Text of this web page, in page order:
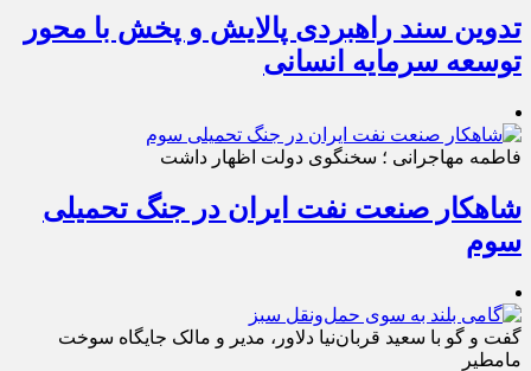
تدوین سند راهبردی پالایش و پخش با محور
توسعه سرمایه انسانی
فاطمه مهاجرانی ؛ سخنگوی دولت اظهار داشت
شاهکار صنعت نفت ایران در جنگ تحمیلی
سوم
گفت و گو با سعید قربان‌نیا دلاور، مدیر و مالک جایگاه سوخت
مامطیر